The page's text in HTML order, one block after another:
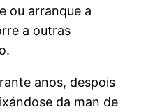
ou arranque a
a outras
anos, despois
da man de